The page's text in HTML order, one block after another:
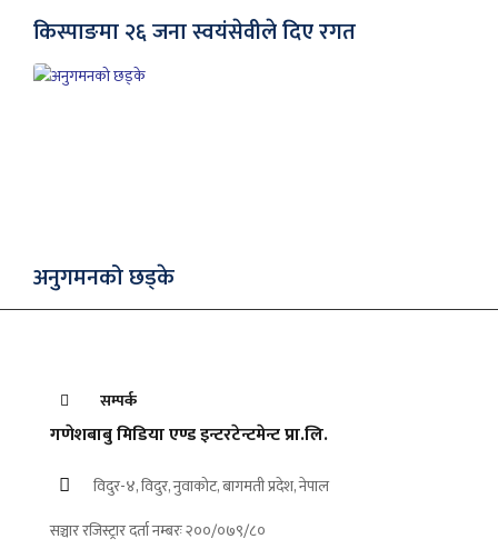
किस्पाङमा २६ जना स्वयंसेवीले दिए रगत
अनुगमनको छड्के
सम्पर्क
गणेशबाबु मिडिया एण्ड इन्टरटेन्टमेन्ट प्रा.लि.
विदुर-४, विदुर, नुवाकोट, बागमती प्रदेश, नेपाल
सञ्चार रजिस्ट्रार दर्ता नम्बरः २००/०७९/८०